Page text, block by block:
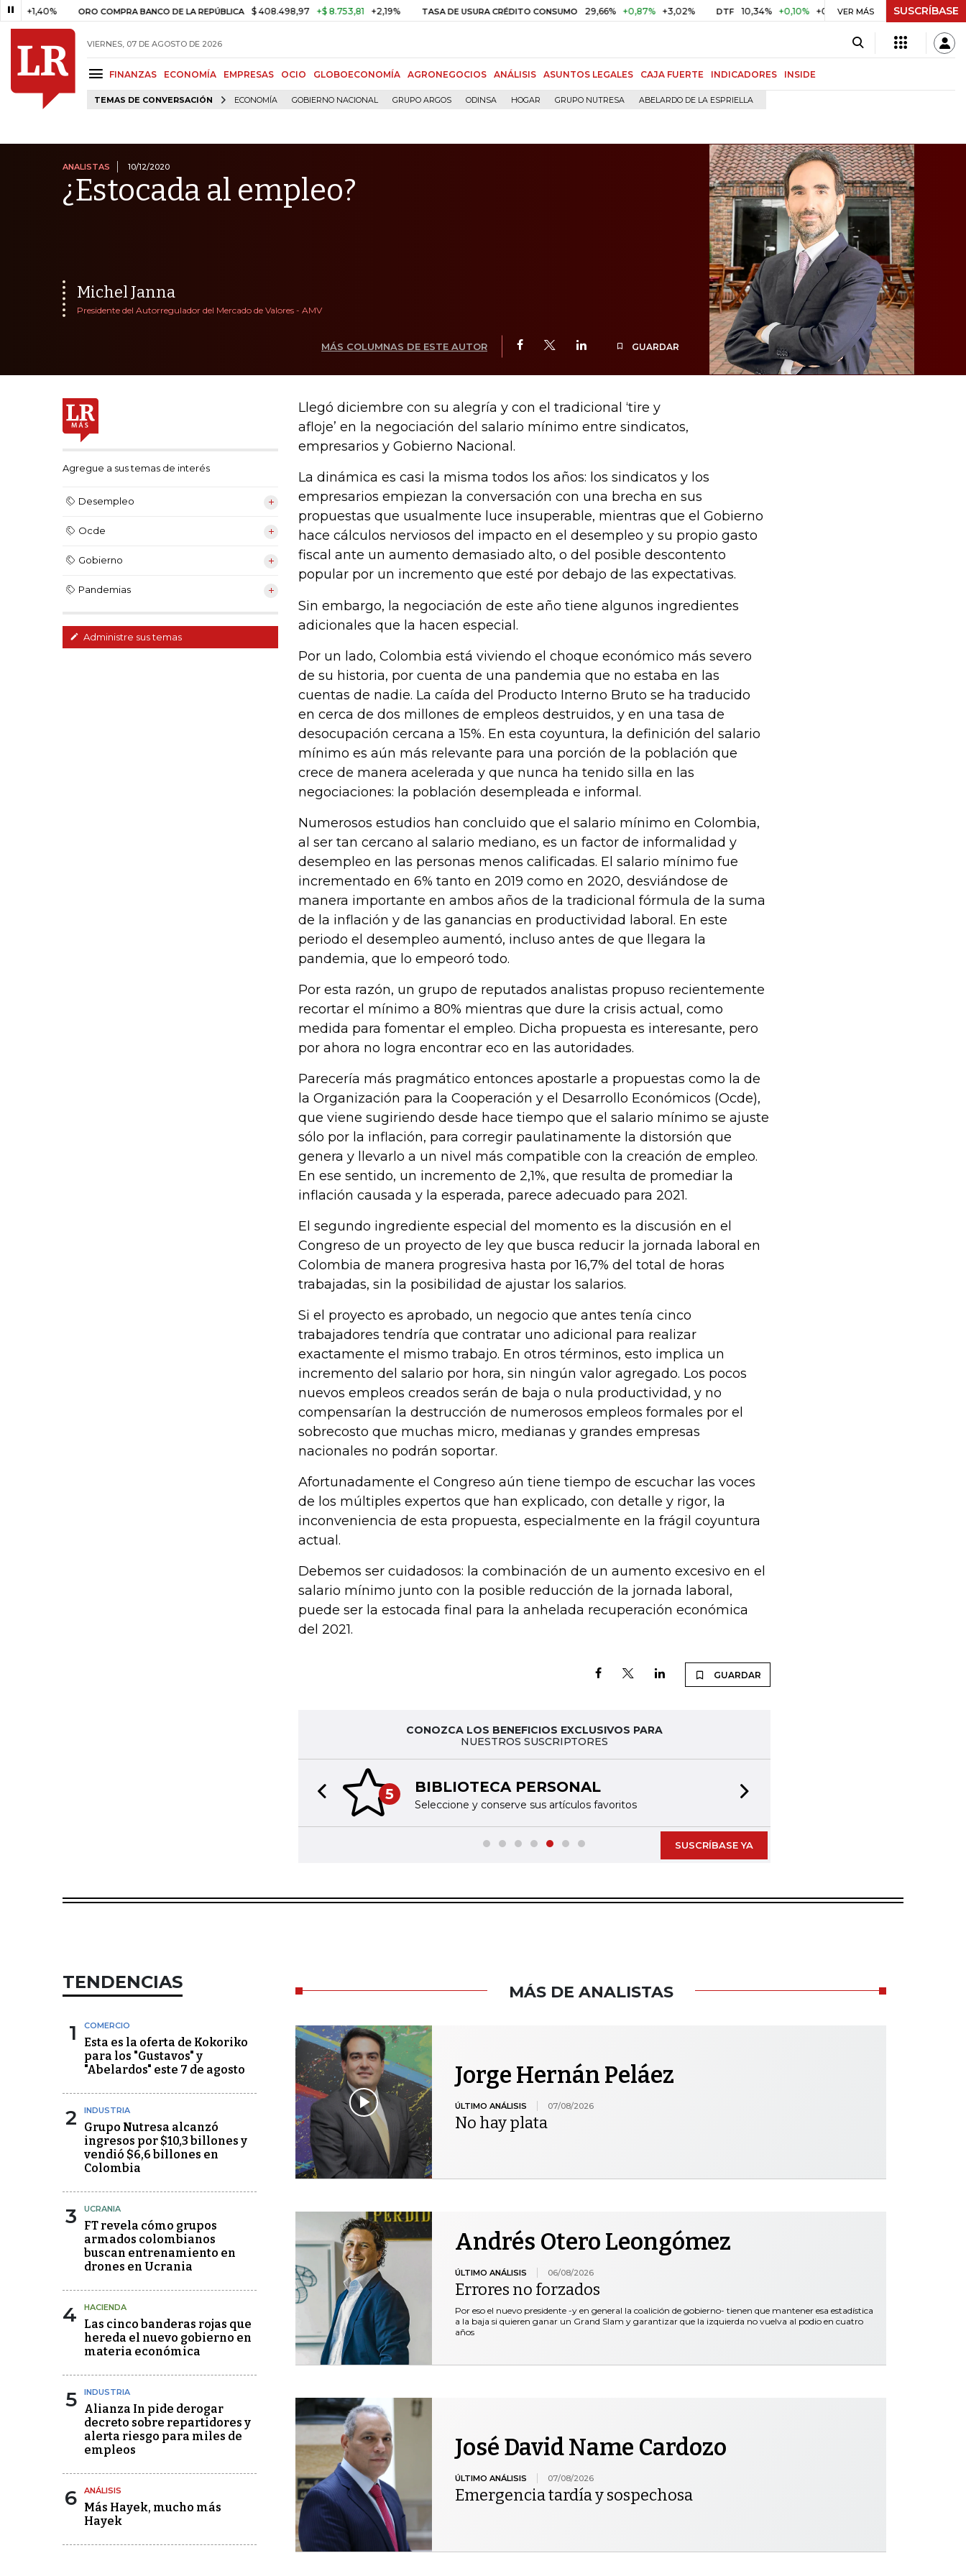
ORO COMPRA BANCO DE LA REPÚBLICA $ 408.498,97 +$ 8.753,81 +2,19% TASA DE USURA CRÉDITO CONSUMO 29,66% +0,87% +3,02% DTF 10,34% +0,10% +0,98% UVR $ 416,91 +$ 0,05 +0,01%
VER MÁS SUSCRÍBASE
VIERNES, 07 DE AGOSTO DE 2026
FINANZAS ECONOMÍA EMPRESAS OCIO GLOBOECONOMÍA AGRONEGOCIOS ANÁLISIS ASUNTOS LEGALES CAJA FUERTE INDICADORES INSIDE
TEMAS DE CONVERSACIÓN ECONOMÍA GOBIERNO NACIONAL GRUPO ARGOS ODINSA HOGAR GRUPO NUTRESA ABELARDO DE LA ESPRIELLA
ANALISTAS 10/12/2020
¿Estocada al empleo?
Michel Janna
Presidente del Autorregulador del Mercado de Valores - AMV
MÁS COLUMNAS DE ESTE AUTOR GUARDAR
Agregue a sus temas de interés
Desempleo
Ocde
Gobierno
Pandemias
Administre sus temas
Llegó diciembre con su alegría y con el tradicional ‘tire y
afloje’ en la negociación del salario mínimo entre sindicatos,
empresarios y Gobierno Nacional.
La dinámica es casi la misma todos los años: los sindicatos y los
empresarios empiezan la conversación con una brecha en sus
propuestas que usualmente luce insuperable, mientras que el Gobierno
hace cálculos nerviosos del impacto en el desempleo y su propio gasto
fiscal ante un aumento demasiado alto, o del posible descontento
popular por un incremento que esté por debajo de las expectativas.
Sin embargo, la negociación de este año tiene algunos ingredientes
adicionales que la hacen especial.
Por un lado, Colombia está viviendo el choque económico más severo
de su historia, por cuenta de una pandemia que no estaba en las
cuentas de nadie. La caída del Producto Interno Bruto se ha traducido
en cerca de dos millones de empleos destruidos, y en una tasa de
desocupación cercana a 15%. En esta coyuntura, la definición del salario
mínimo es aún más relevante para una porción de la población que
crece de manera acelerada y que nunca ha tenido silla en las
negociaciones: la población desempleada e informal.
Numerosos estudios han concluido que el salario mínimo en Colombia,
al ser tan cercano al salario mediano, es un factor de informalidad y
desempleo en las personas menos calificadas. El salario mínimo fue
incrementado en 6% tanto en 2019 como en 2020, desviándose de
manera importante en ambos años de la tradicional fórmula de la suma
de la inflación y de las ganancias en productividad laboral. En este
periodo el desempleo aumentó, incluso antes de que llegara la
pandemia, que lo empeoró todo.
Por esta razón, un grupo de reputados analistas propuso recientemente
recortar el mínimo a 80% mientras que dure la crisis actual, como
medida para fomentar el empleo. Dicha propuesta es interesante, pero
por ahora no logra encontrar eco en las autoridades.
Parecería más pragmático entonces apostarle a propuestas como la de
la Organización para la Cooperación y el Desarrollo Económicos (Ocde),
que viene sugiriendo desde hace tiempo que el salario mínimo se ajuste
sólo por la inflación, para corregir paulatinamente la distorsión que
genera y llevarlo a un nivel más compatible con la creación de empleo.
En ese sentido, un incremento de 2,1%, que resulta de promediar la
inflación causada y la esperada, parece adecuado para 2021.
El segundo ingrediente especial del momento es la discusión en el
Congreso de un proyecto de ley que busca reducir la jornada laboral en
Colombia de manera progresiva hasta por 16,7% del total de horas
trabajadas, sin la posibilidad de ajustar los salarios.
Si el proyecto es aprobado, un negocio que antes tenía cinco
trabajadores tendría que contratar uno adicional para realizar
exactamente el mismo trabajo. En otros términos, esto implica un
incremento del salario por hora, sin ningún valor agregado. Los pocos
nuevos empleos creados serán de baja o nula productividad, y no
compensarían la destrucción de numerosos empleos formales por el
sobrecosto que muchas micro, medianas y grandes empresas
nacionales no podrán soportar.
Afortunadamente el Congreso aún tiene tiempo de escuchar las voces
de los múltiples expertos que han explicado, con detalle y rigor, la
inconveniencia de esta propuesta, especialmente en la frágil coyuntura
actual.
Debemos ser cuidadosos: la combinación de un aumento excesivo en el
salario mínimo junto con la posible reducción de la jornada laboral,
puede ser la estocada final para la anhelada recuperación económica
del 2021.
GUARDAR
CONOZCA LOS BENEFICIOS EXCLUSIVOS PARA
NUESTROS SUSCRIPTORES
5 BIBLIOTECA PERSONAL
Seleccione y conserve sus artículos favoritos
Previous slide
SUSCRÍBASE YA
TENDENCIAS
1 COMERCIO
Esta es la oferta de Kokoriko
para los "Gustavos" y
"Abelardos" este 7 de agosto
2 INDUSTRIA
Grupo Nutresa alcanzó
ingresos por $10,3 billones y
vendió $6,6 billones en
Colombia
3 UCRANIA
FT revela cómo grupos
armados colombianos
buscan entrenamiento en
drones en Ucrania
4 HACIENDA
Las cinco banderas rojas que
hereda el nuevo gobierno en
materia económica
5 INDUSTRIA
Alianza In pide derogar
decreto sobre repartidores y
alerta riesgo para miles de
empleos
6 ANÁLISIS
Más Hayek, mucho más
Hayek
MÁS DE ANALISTAS
Jorge Hernán Peláez
ÚLTIMO ANÁLISIS 07/08/2026
No hay plata
Andrés Otero Leongómez
ÚLTIMO ANÁLISIS 06/08/2026
Errores no forzados
Por eso el nuevo presidente -y en general la coalición de gobierno- tienen que mantener esa estadística
a la baja si quieren ganar un Grand Slam y garantizar que la izquierda no vuelva al podio en cuatro
años
José David Name Cardozo
ÚLTIMO ANÁLISIS 07/08/2026
Emergencia tardía y sospechosa